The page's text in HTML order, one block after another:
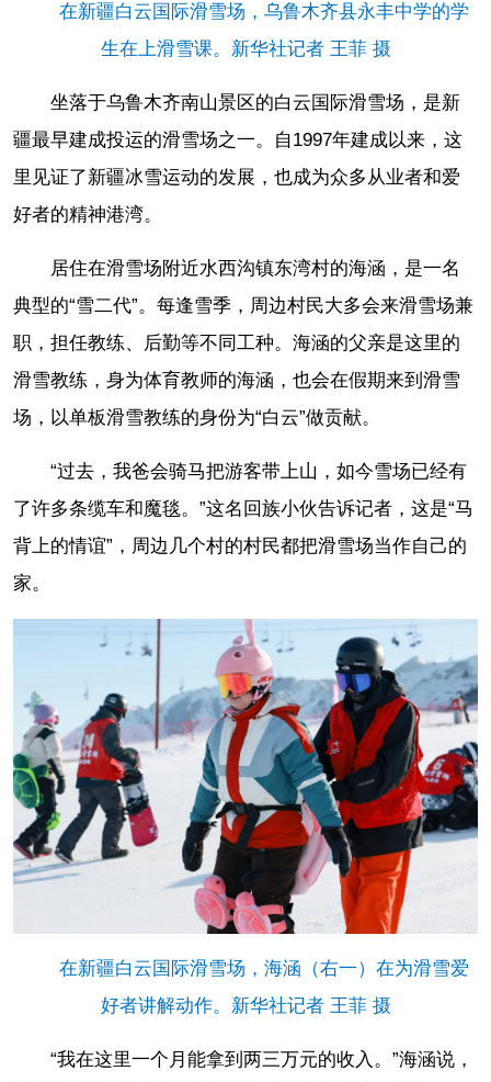
在新疆白云国际滑雪场，乌鲁木齐县永丰中学的学
生在上滑雪课。新华社记者 王菲 摄
坐落于乌鲁木齐南山景区的白云国际滑雪场，是新
疆最早建成投运的滑雪场之一。自1997年建成以来，这
里见证了新疆冰雪运动的发展，也成为众多从业者和爱
好者的精神港湾。
居住在滑雪场附近水西沟镇东湾村的海涵，是一名
典型的“雪二代”。每逢雪季，周边村民大多会来滑雪场兼
职，担任教练、后勤等不同工种。海涵的父亲是这里的
滑雪教练，身为体育教师的海涵，也会在假期来到滑雪
场，以单板滑雪教练的身份为“白云”做贡献。
“过去，我爸会骑马把游客带上山，如今雪场已经有
了许多条缆车和魔毯。”这名回族小伙告诉记者，这是“马
背上的情谊”，周边几个村的村民都把滑雪场当作自己的
家。
在新疆白云国际滑雪场，海涵（右一）在为滑雪爱
好者讲解动作。新华社记者 王菲 摄
“我在这里一个月能拿到两三万元的收入。”海涵说，